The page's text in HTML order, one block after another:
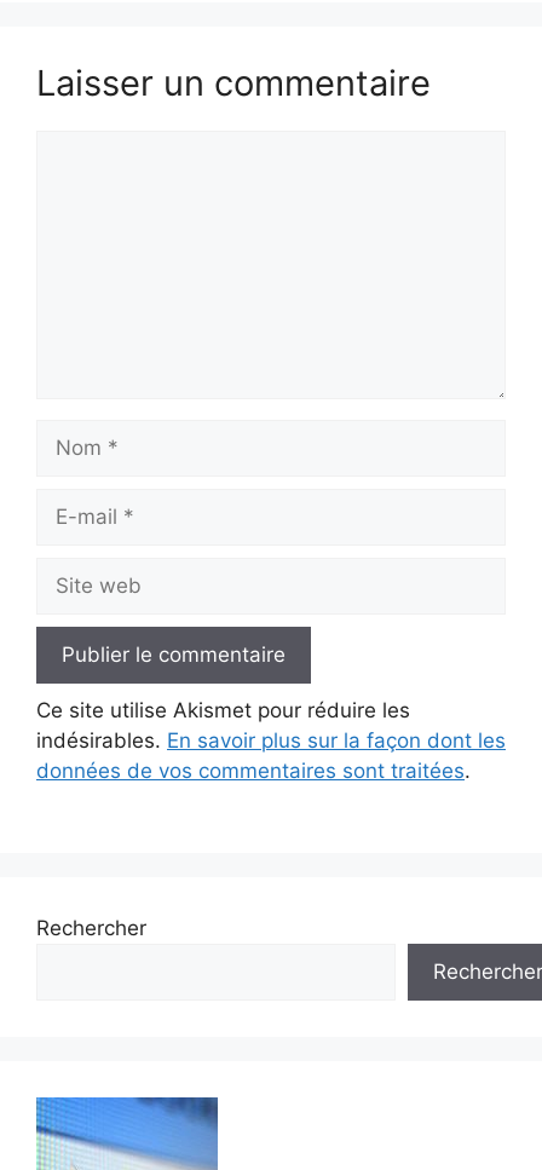
Laisser un commentaire
mail
web
Ce site utilise Akismet pour réduire les
indésirables. En savoir plus sur la façon dont les
données de vos commentaires sont traitées.
Rechercher
Rechercher